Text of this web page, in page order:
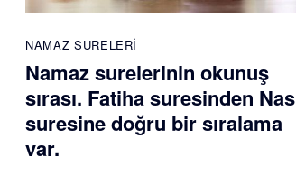
NAMAZ SURELERI
Namaz surelerinin okunuş
sırası. Fatiha suresinden Nas
suresine doğru bir sıralama
var.